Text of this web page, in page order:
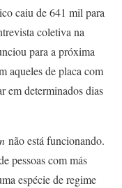
caiu de 641 mil para
coletiva na
para a próxima
aqueles de placa com
em determinados dias
não está funcionando.
pessoas com más
espécie de regime